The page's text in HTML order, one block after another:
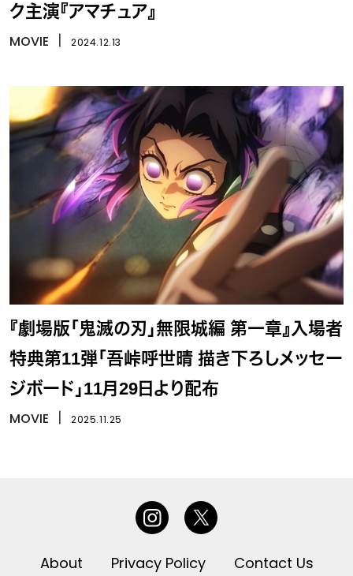
ク主演『アマチュア』
MOVIE 2024.12.13
『劇場版「鬼滅の刃」無限城編 第一章』入場者
特典第11弾「吾峠呼世晴 描き下ろしメッセー
ジボード」11月29日より配布
MOVIE 2025.11.25
About Privacy Policy Contact Us